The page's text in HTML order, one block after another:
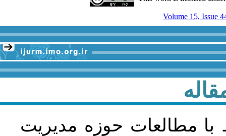
Volume 15, Issue
با مطالعات حوزه مديريت